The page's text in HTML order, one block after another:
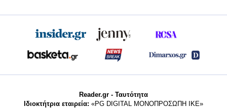
Reader.gr - Ταυτότητα
Ιδιοκτήτρια εταιρεία: «PG DIGITAL MONΟΠΡΟΣΩΠΗ ΙΚΕ»